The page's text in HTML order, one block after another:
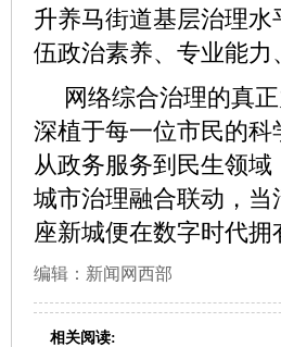
升养马街道基层治理
伍政治素养、专业能力
网络综合治理的真
深植于每一位市民的
从政务服务到民生领
城市治理融合联动，
座新城便在数字时代
编辑：新闻网西部
相关阅读: